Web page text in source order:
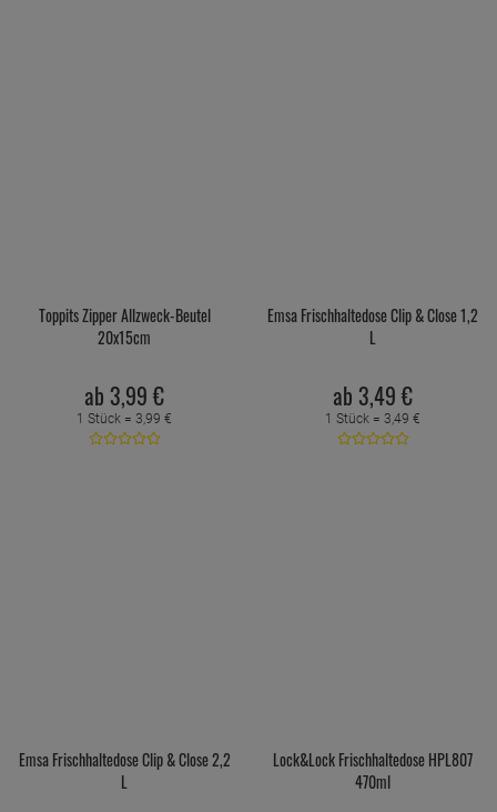
Toppits Zipper Allzweck-Beutel
20x15cm
ab 3,99 €
1 Stück = 3,99 €
Emsa Frischhaltedose Clip & Close 1,2
L
ab 3,49 €
1 Stück = 3,49 €
Emsa Frischhaltedose Clip & Close 2,2
L
Lock&Lock Frischhaltedose HPL807
470ml